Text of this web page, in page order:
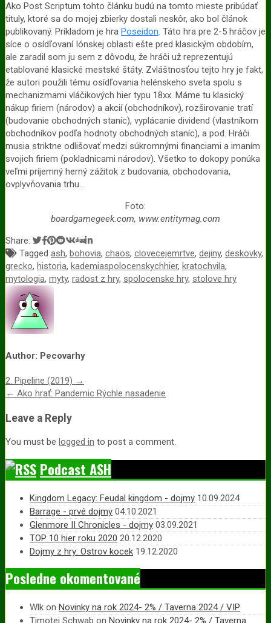
Ako Post Scriptum tohto článku budú na tomto mieste pribúdať
tituly, ktoré sa do mojej zbierky dostali neskôr, ako bol článok
publikovaný. Príkladom je hra Poseidon. Táto hra pre 2-5 hráčov je
síce o osídľovaní Iónskej oblasti ešte pred klasickým obdobím,
ale zaradil som ju sem z dôvodu, že hráči už reprezentujú
etablované klasické mestské štáty. Zvláštnosťou tejto hry je fakt,
že autori použili tému osídľovania helénskeho sveta spolu s
mechanizmami vláčikových hier typu 18xx. Máme tu klasický
nákup firiem (národov) a akcií (obchodníkov), rozširovanie tratí
(budovanie obchodných staníc), vyplácanie dividend (vlastníkom
obchodníkov podľa hodnoty obchodných staníc), a pod. Hráči
musia striktne odlišovať medzi súkromnými financiami a imaním
svojich firiem (pokladnicami národov). Všetko to dokopy ponúka
veľmi príjemný herný zážitok z budovania, obchodovania,
ovplyvňovania trhu…
Foto:
boardgamegeek.com, www.entitymag.com
Share:
Tagged ash, bohovia, chaos, clovecejemrtve, dejiny, deskovky,
grecko, historia, kademiaspolocenskychhier, kratochvila,
mytologia, myty, radost z hry, spolocenske hry, stolove hry
Author: Pecovarhy
Post
navigation
2. Pipeline (2019) →
← Ako hrať: Pandemic Rýchle nasadenie
Leave a Reply
You must be logged in to post a comment.
Podcast ASH
Kingdom Legacy: Feudal kingdom - dojmy 10.09.2024
Barrage - prvé dojmy 04.10.2021
Glenmore II Chronicles - dojmy 03.09.2021
TOP 10 hier roku 2020 20.12.2020
Dojmy z hry: Ostrov kocek 19.12.2020
Posledne okomentované
Wlk on Novinky na rok 2024- 2% / Taverna 2024 / VIP
Timotej Schwab on Novinky na rok 2024- 2% / Taverna